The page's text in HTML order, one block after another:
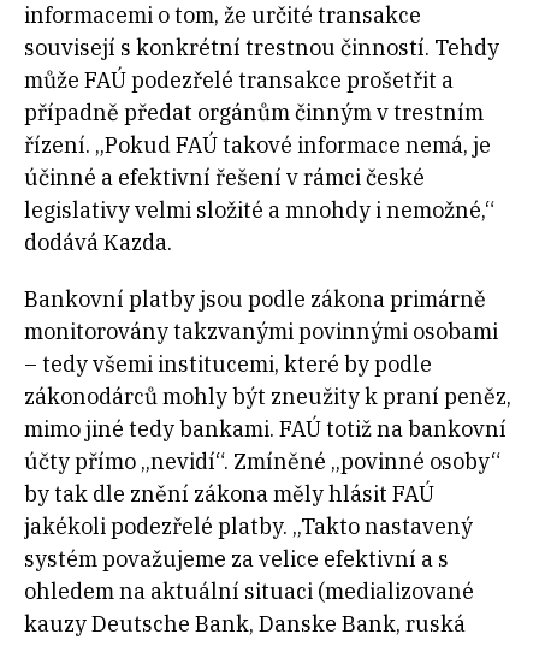
informacemi o tom, že určité transakce
souvisejí s konkrétní trestnou činností. Tehdy
může FAÚ podezřelé transakce prošetřit a
případně předat orgánům činným v trestním
řízení. „Pokud FAÚ takové informace nemá, je
účinné a efektivní řešení v rámci české
legislativy velmi složité a mnohdy i nemožné,“
dodává Kazda.
Bankovní platby jsou podle zákona primárně
monitorovány takzvanými povinnými osobami
– tedy všemi institucemi, které by podle
zákonodárců mohly být zneužity k praní peněz,
mimo jiné tedy bankami. FAÚ totiž na bankovní
účty přímo „nevidí“. Zmíněné „povinné osoby“
by tak dle znění zákona měly hlásit FAÚ
jakékoli podezřelé platby. „Takto nastavený
systém považujeme za velice efektivní a s
ohledem na aktuální situaci (medializované
kauzy Deutsche Bank, Danske Bank, ruská